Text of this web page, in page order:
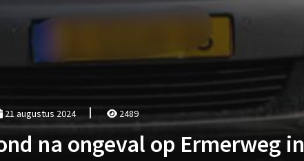
21 augustus 2024 2489
na ongeval op Ermerweg in